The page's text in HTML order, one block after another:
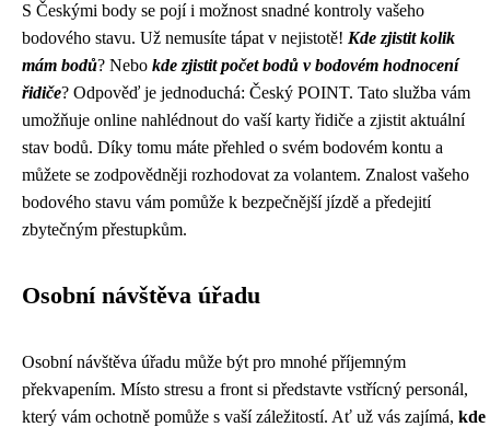
S Českými body se pojí i možnost snadné kontroly vašeho
bodového stavu. Už nemusíte tápat v nejistotě! Kde zjistit kolik
mám bodů? Nebo kde zjistit počet bodů v bodovém hodnocení
řidiče? Odpověď je jednoduchá: Český POINT. Tato služba vám
umožňuje online nahlédnout do vaší karty řidiče a zjistit aktuální
stav bodů. Díky tomu máte přehled o svém bodovém kontu a
můžete se zodpovědněji rozhodovat za volantem. Znalost vašeho
bodového stavu vám pomůže k bezpečnější jízdě a předejití
zbytečným přestupkům.
Osobní návštěva úřadu
Osobní návštěva úřadu může být pro mnohé příjemným
překvapením. Místo stresu a front si představte vstřícný personál,
který vám ochotně pomůže s vaší záležitostí. Ať už vás zajímá, kde